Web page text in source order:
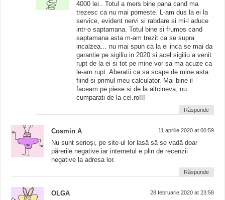
4000 lei.. Totul a mers bine pana cand ma
trezesc ca nu mai porneste. L-am dus la ei la
service, evident nervi si rabdare si mi-l aduce
intr-o saptamana. Totul bine si frumos cand
saptamana asta m-am trezit ca se supra
incalzea… nu mai spun ca la ei inca se mai da
garantie pe sigiliu in 2020 si acel sigiliu a venit
rupt de la ei si tot pe mine vor sa ma acuze ca
le-am rupt. Aberatii ca sa scape de mine asta
fiind si primul meu calculator. Mai bine il
faceam pe piese si de la altcineva, nu
cumparati de la cel.ro!!!
Răspunde
Cosmin A 11 aprilie 2020 at 00:59
Nu sunt serioși, pe site-ul lor lasă să se vadă doar
părerile negative iar internetul e plin de recenzii
negative la adresa lor.
Răspunde
OLGA 28 februarie 2020 at 23:58